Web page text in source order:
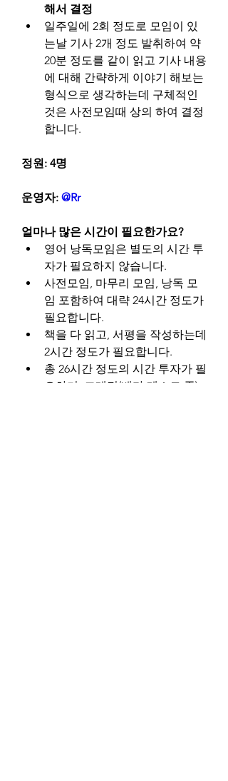
해서 결정
일주일에 2회 정도로 모임이 있
는날 기사 2개 정도 발취하여 약
20분 정도를 같이 읽고 기사 내용
에 대해 간략하게 이야기 해보는
형식으로 생각하는데 구체적인
것은 사전모임때 상의 하여 결정
합니다.
정원: 4명
운영자: @Rr
얼마나 많은 시간이 필요한가요?
영어 낭독모임은 별도의 시간 투
자가 필요하지 않습니다.
사전모임, 마무리 모임, 낭독 모
임 포함하여 대략 24시간 정도가
필요합니다.
책을 다 읽고, 서평을 작성하는데
2시간 정도가 필요합니다.
총 26시간 정도의 시간 투자가 필
요하며, 크레딧(베타 테스트 중)